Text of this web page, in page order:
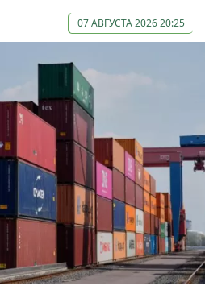
07 АВГУСТА 2026 20:25